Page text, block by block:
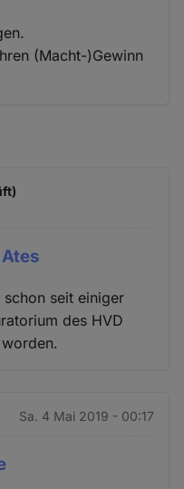
(Macht-)Gewinn
seit einiger
des HVD
Sa. 4 Mai 2019 - 00:17